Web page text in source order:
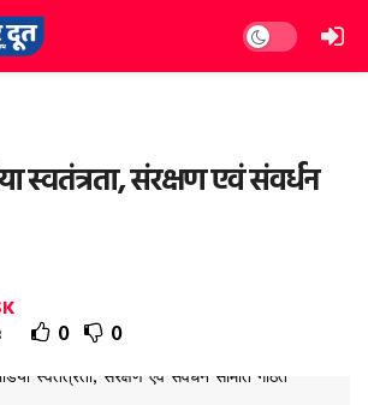
Dark mode
स्वतंत्रता, संरक्षण एवं संवर्धन
0 0